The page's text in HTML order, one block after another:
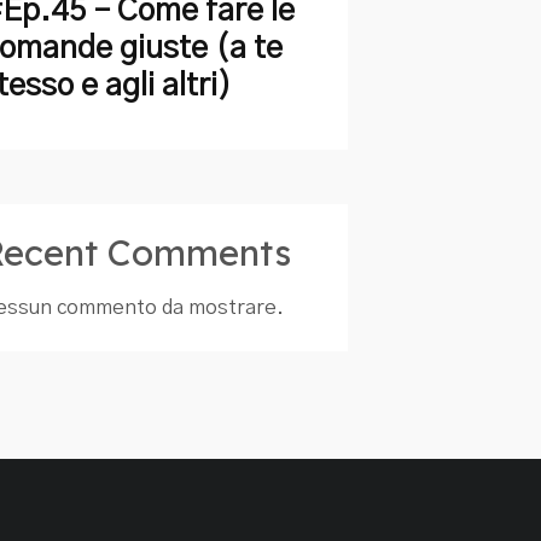
– Come fare le
giuste (a te
e agli altri)
Comments
commento da mostrare.